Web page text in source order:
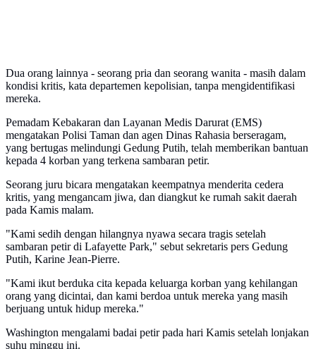
Dua orang lainnya - seorang pria dan seorang wanita - masih dalam
kondisi kritis, kata departemen kepolisian, tanpa mengidentifikasi
mereka.
Pemadam Kebakaran dan Layanan Medis Darurat (EMS)
mengatakan Polisi Taman dan agen Dinas Rahasia berseragam,
yang bertugas melindungi Gedung Putih, telah memberikan bantuan
kepada 4 korban yang terkena sambaran petir.
Seorang juru bicara mengatakan keempatnya menderita cedera
kritis, yang mengancam jiwa, dan diangkut ke rumah sakit daerah
pada Kamis malam.
"Kami sedih dengan hilangnya nyawa secara tragis setelah
sambaran petir di Lafayette Park," sebut sekretaris pers Gedung
Putih, Karine Jean-Pierre.
"Kami ikut berduka cita kepada keluarga korban yang kehilangan
orang yang dicintai, dan kami berdoa untuk mereka yang masih
berjuang untuk hidup mereka."
Washington mengalami badai petir pada hari Kamis setelah lonjakan
suhu minggu ini.